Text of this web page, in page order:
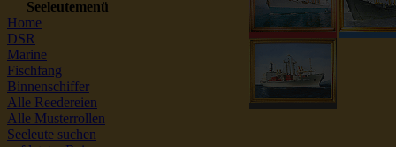
Seeleutemenü
Home
DSR
Marine
Fischfang
Binnenschiffer
Alle Reedereien
Alle Musterrollen
Seeleute suchen